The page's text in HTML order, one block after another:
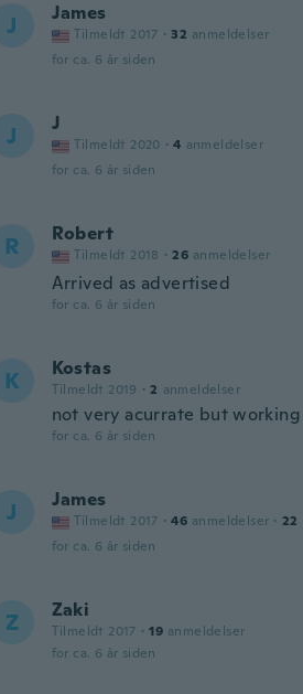
J James
Tilmeldt 2017 · 32 anmeldelser
for ca. 6 år siden
J J
Tilmeldt 2020 · 4 anmeldelser
for ca. 6 år siden
R Robert
Tilmeldt 2018 · 26 anmeldelser
Arrived as advertised
for ca. 6 år siden
K Kostas
Tilmeldt 2019 · 2 anmeldelser
not very acurrate but working
for ca. 6 år siden
J James
Tilmeldt 2017 · 46 anmeldelser · 22
for ca. 6 år siden
Z Zaki
Tilmeldt 2017 · 19 anmeldelser
for ca. 6 år siden